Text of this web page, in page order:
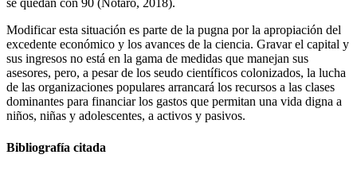
se quedan con 90 (Notaro, 2018).
Modificar esta situación es parte de la pugna por la apropiación del
excedente económico y los avances de la ciencia. Gravar el capital y
sus ingresos no está en la gama de medidas que manejan sus
asesores, pero, a pesar de los seudo científicos colonizados, la lucha
de las organizaciones populares arrancará los recursos a las clases
dominantes para financiar los gastos que permitan una vida digna a
niños, niñas y adolescentes, a activos y pasivos.
Bibliografía citada